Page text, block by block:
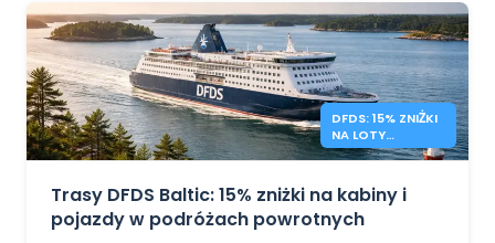
DFDS: 15% ZNIŻKI
NA LOTY
POWROTNE NA
Trasy DFDS Baltic: 15% zniżki na kabiny i
pojazdy w podróżach powrotnych